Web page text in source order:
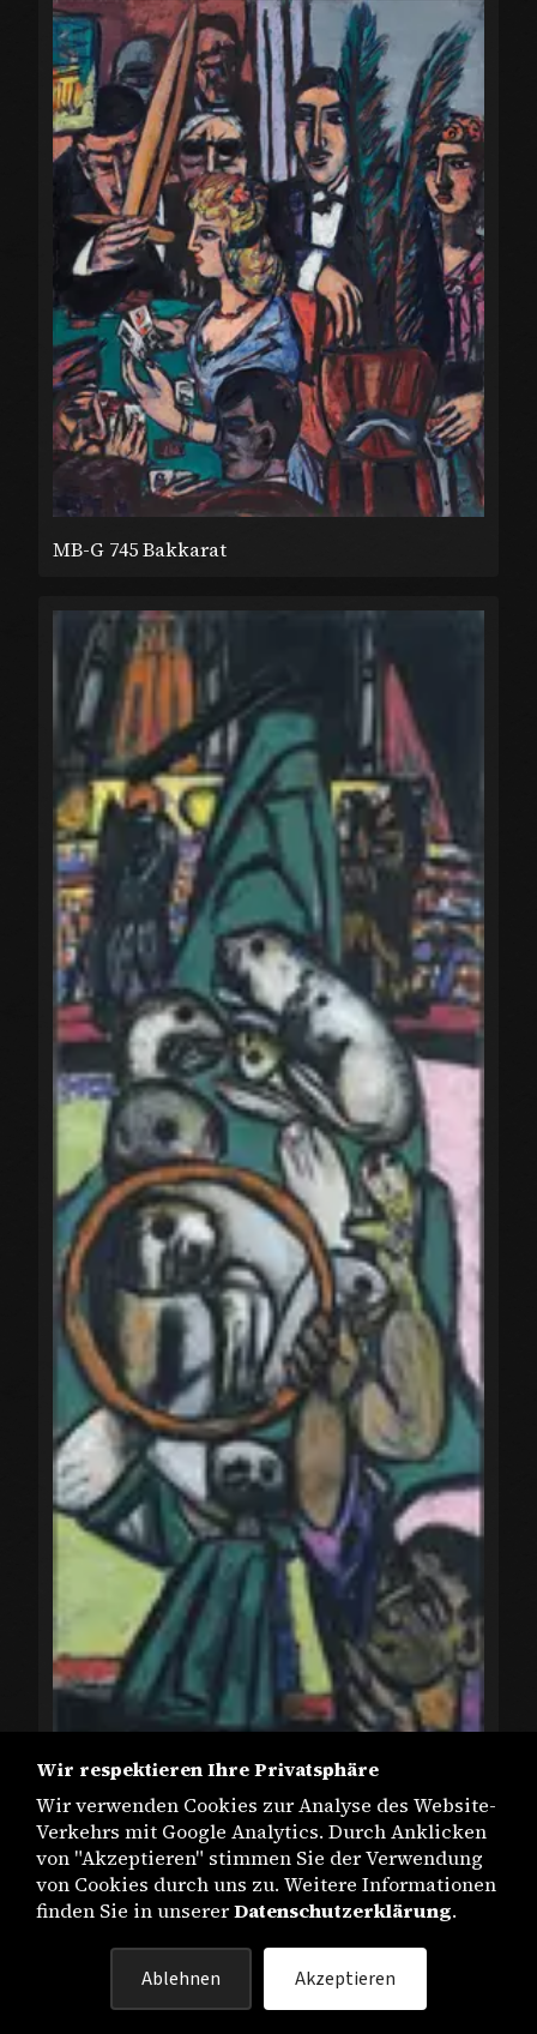
MB-G 745 Bakkarat
MB-G 829 Sea Lions
Wir respektieren Ihre Privatsphäre
Wir verwenden Cookies zur Analyse des Website-
Verkehrs mit Google Analytics. Durch Anklicken
von "Akzeptieren" stimmen Sie der Verwendung
von Cookies durch uns zu. Weitere Informationen
finden Sie in unsererDatenschutzerklärung.
Ablehnen Akzeptieren